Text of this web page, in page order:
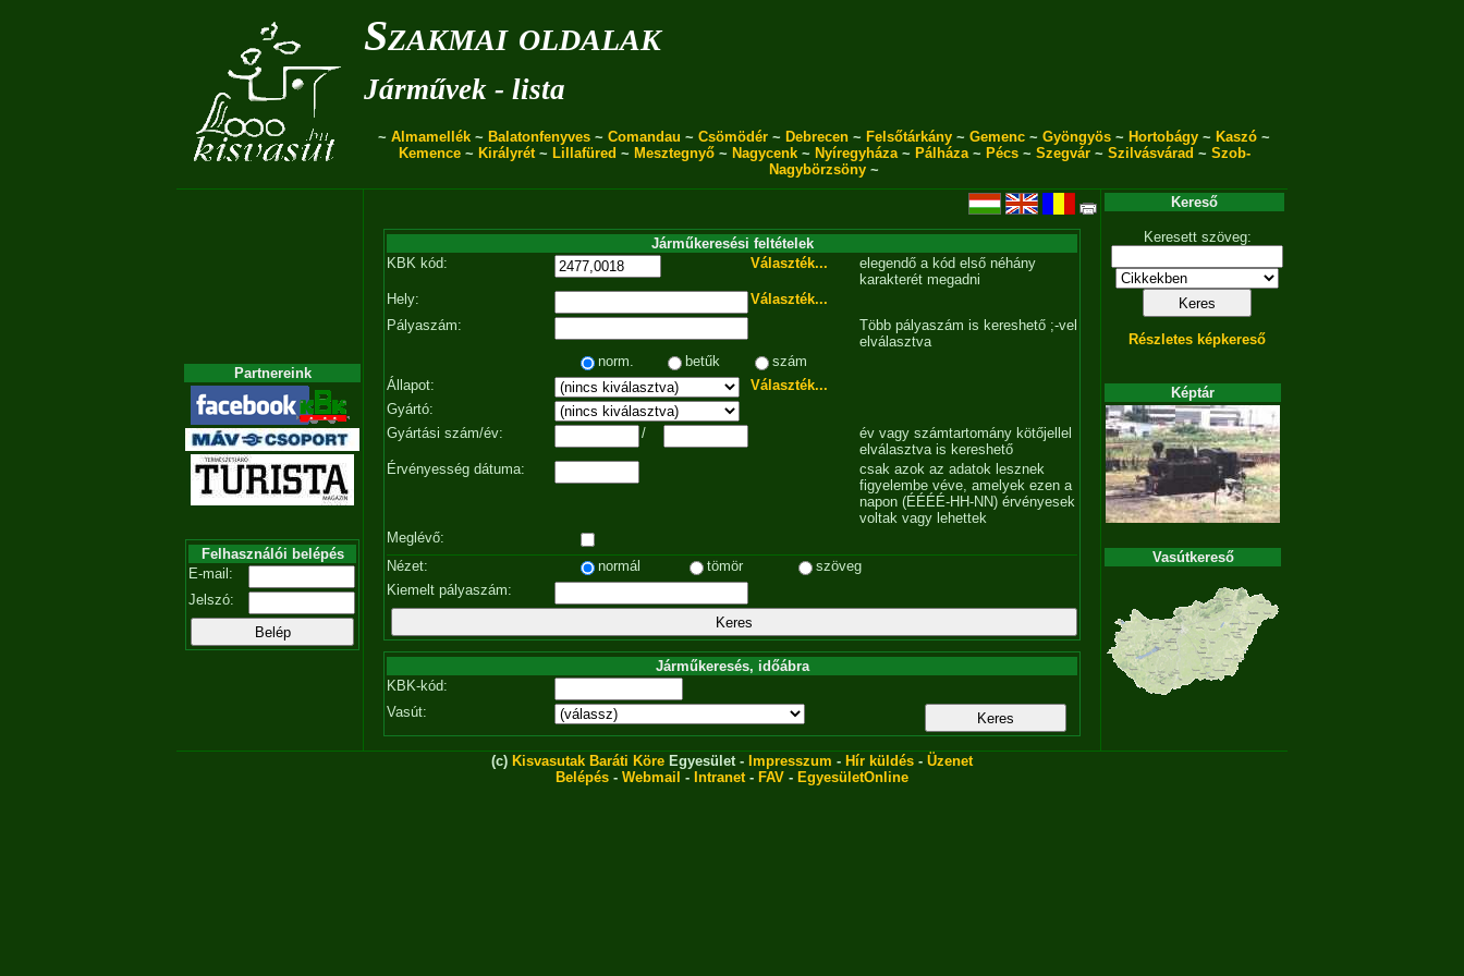
Szakmai oldalak
Járművek - lista
~ Almamellék ~ Balatonfenyves ~ Comandau ~ Csömödér ~ Debrecen ~ Felsőtárkány ~ Gemenc ~ Gyöngyös ~ Hortobágy ~ Kaszó ~
Kemence~ Királyrét~ Lillafüred ~ Mesztegnyő~ Nagycenk~ Nyíregyháza~ Pálháza~ Pécs~ Szegvár~ Szilvásvárad ~ Szob-
Nagybörzsöny ~
Partnereink
Felhasználói belépés
E-mail:
Jelszó:
Járműkeresési feltételek
KBK kód:
Választék...
elegendő a kód első néhány
karakterét megadni
Hely:
Választék...
Pályaszám:
Több pályaszám is kereshető ;-vel
elválasztva
norm.
betűk
szám
Állapot:
Választék...
Gyártó:
Gyártási szám/év:
/
év vagy számtartomány kötőjellel
elválasztva is kereshető
Érvényesség dátuma:
csak azok az adatok lesznek
figyelembe véve, amelyek ezen a
napon (ÉÉÉÉ-HH-NN) érvényesek
voltak vagy lehettek
Meglévő:
Nézet:
normál tömör
szöveg
Kiemelt pályaszám:
Járműkeresés, időábra
KBK-kód:
Vasút:
Kereső
Keresett szöveg:
Részletes képkereső
Képtár
Vasútkereső
(c) Kisvasutak Baráti Köre Egyesület - Impresszum - Hír küldés - Üzenet
Belépés - Webmail - Intranet- FAV - EgyesületOnline